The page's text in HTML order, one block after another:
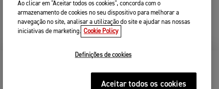
MANTENHAM-ME INFORMADO
Ao clicar em "Aceitar todos os cookies", concorda com o
armazenamento de cookies no seu dispositivo para melhorar a
navegação no site, analisar a utilização do site e ajudar nas nossas
iniciativas de marketing. Cookie Policy
Definições de cookies
Aceitar todos os cookies